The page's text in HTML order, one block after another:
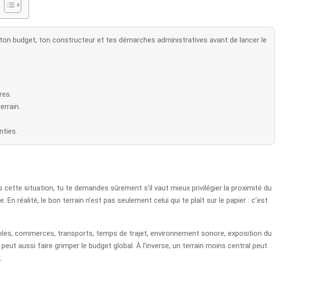
budget, ton constructeur et tes démarches administratives avant de lancer le
situation, tu te demandes sûrement s’il vaut mieux privilégier la proximité du
réalité, le bon terrain n’est pas seulement celui qui te plaît sur le papier : c’est
commerces, transports, temps de trajet, environnement sonore, exposition du
aussi faire grimper le budget global. À l’inverse, un terrain moins central peut